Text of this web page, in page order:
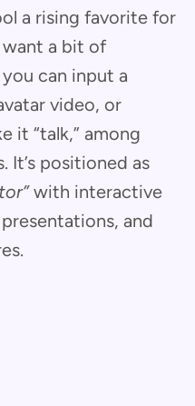
a rising favorite for
a bit of
can input a
video, or
it “talk,” among
It’s positioned as
with interactive
and